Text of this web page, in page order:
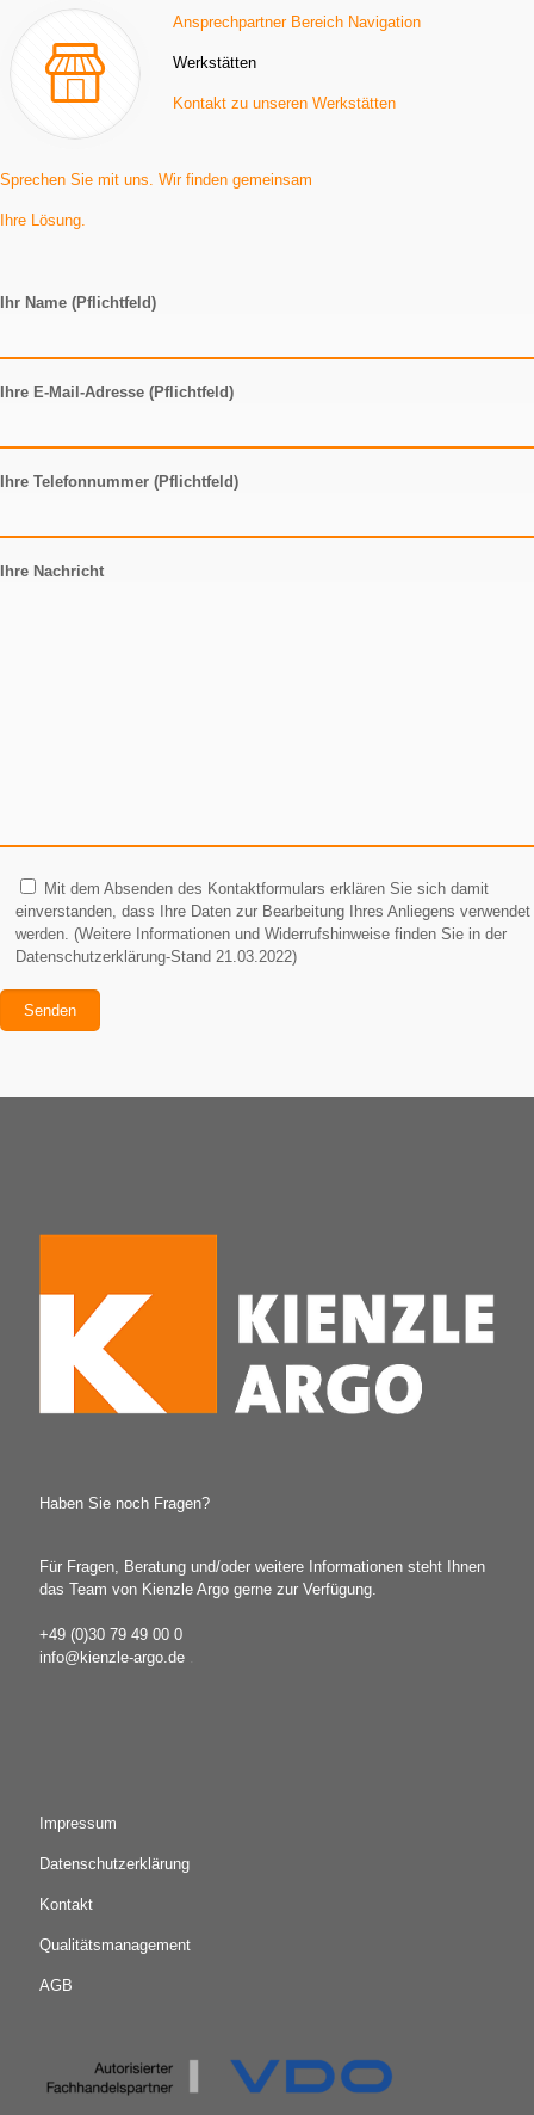
Ansprechpartner Bereich Navigation
Werkstätten
Kontakt zu unseren Werkstätten
Sprechen Sie mit uns. Wir finden gemeinsam
Ihre Lösung.
Ihr Name (Pflichtfeld)
Ihre E-Mail-Adresse (Pflichtfeld)
Ihre Telefonnummer (Pflichtfeld)
Ihre Nachricht
Mit dem Absenden des Kontaktformulars erklären Sie sich damit
einverstanden, dass Ihre Daten zur Bearbeitung Ihres Anliegens verwendet
werden. (Weitere Informationen und Widerrufshinweise finden Sie in der
Datenschutzerklärung-Stand 21.03.2022)
Haben Sie noch Fragen?
Für Fragen, Beratung und/oder weitere Informationen steht Ihnen
das Team von Kienzle Argo gerne zur Verfügung.
+49 (0)30 79 49 00 0
info@kienzle-argo.de
Impressum
Datenschutzerklärung
Kontakt
Qualitätsmanagement
AGB